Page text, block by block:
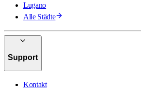
Lugano
Alle Städte
Support
Kontakt